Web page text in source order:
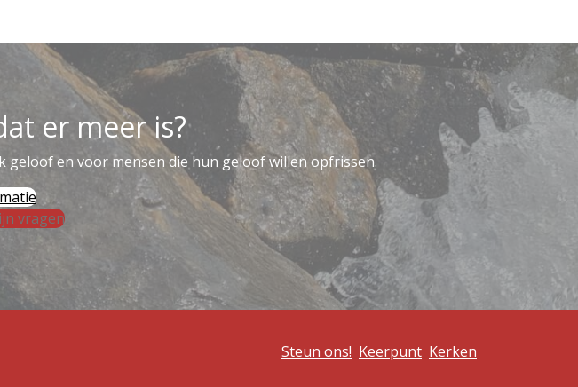
er meer is?
geloof en voor mensen die hun geloof willen opfrissen.
vragen
Steun ons! Keerpunt Kerken